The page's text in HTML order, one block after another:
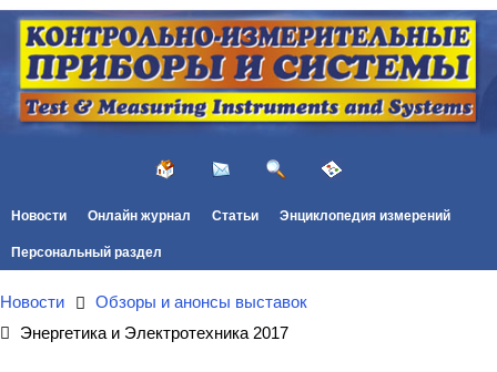
Новости Онлайн журнал Статьи Энциклопедия измерений
Персональный раздел
Новости
Обзоры и анонсы выставок
Энергетика и Электротехника 2017